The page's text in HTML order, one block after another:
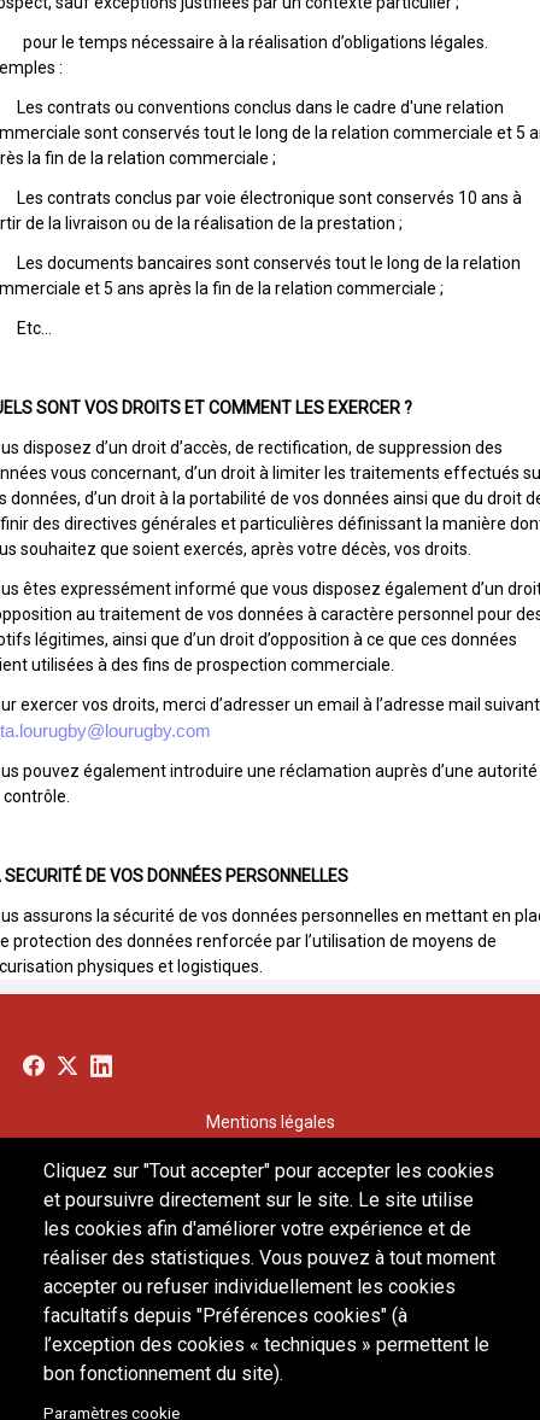
le temps nécessaire à la réalisation d’obligations légales.
:
contrats ou conventions conclus dans le cadre d'une relation
sont conservés tout le long de la relation commerciale et 5
la fin de la relation commerciale ;
contrats conclus par voie électronique sont conservés 10 ans à
de la livraison ou de la réalisation de la prestation ;
documents bancaires sont conservés tout le long de la relation
et 5 ans après la fin de la relation commerciale ;
SONT VOS DROITS ET COMMENT LES EXERCER ?
disposez d’un droit d’accès, de rectification, de suppression des
vous concernant, d’un droit à limiter les traitements effectués
données, d’un droit à la portabilité de vos données ainsi que du droit
des directives générales et particulières définissant la manière
souhaitez que soient exercés, après votre décès, vos droits.
êtes expressément informé que vous disposez également d’un
au traitement de vos données à caractère personnel pour
légitimes, ainsi que d’un droit d’opposition à ce que ces données
utilisées à des fins de prospection commerciale.
exercer vos droits, merci d’adresser un email à l’adresse mail
pouvez également introduire une réclamation auprès d’une autorité
SECURITÉ DE VOS DONNÉES PERSONNELLES
assurons la sécurité de vos données personnelles en mettant en
protection des données renforcée par l’utilisation de moyens de
physiques et logistiques.
Cliquez sur "Tout accepter" pour accepter les cookies
et poursuivre directement sur le site. Le site utilise
les cookies afin d'améliorer votre expérience et de
réaliser des statistiques. Vous pouvez à tout moment
accepter ou refuser individuellement les cookies
facultatifs depuis "Préférences cookies" (à
l’exception des cookies « techniques » permettent le
bon fonctionnement du site).
Paramètres cookie
Mentions légales
Politique de confidentialité
Contact
FAQ
Ethique & Conformité